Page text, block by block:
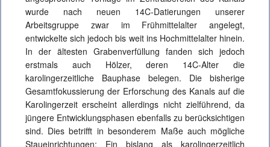
wurde nach neuen 14C-Datierungen unserer
Arbeitsgruppe zwar im Frühmittelalter angelegt,
entwickelte sich jedoch bis weit ins Hochmittelalter hinein.
In der ältesten Grabenverfüllung fanden sich jedoch
erstmals auch Hölzer, deren 14C-Alter die
karolingerzeitliche Bauphase belegen. Die bisherige
Gesamtfokussierung der Erforschung des Kanals auf die
Karolingerzeit erscheint allerdings nicht zielführend, da
jüngere Entwicklungsphasen ebenfalls zu berücksichtigen
sind. Dies betrifft in besonderem Maße auch mögliche
Staueinrichtungen: Ein bislang als karolingerzeitlich